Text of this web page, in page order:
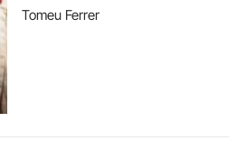
Tomeu Ferrer